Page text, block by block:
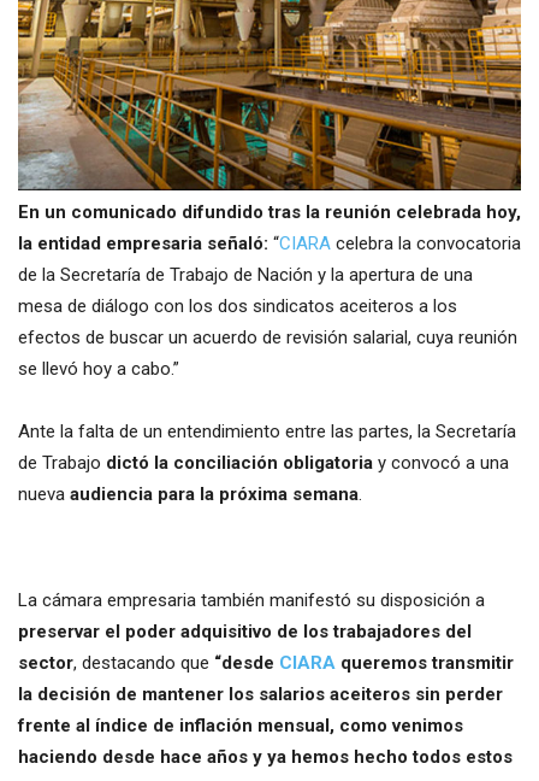
En un comunicado difundido tras la reunión celebrada hoy,
la entidad empresaria señaló: “CIARA celebra la convocatoria
de la Secretaría de Trabajo de Nación y la apertura de una
mesa de diálogo con los dos sindicatos aceiteros a los
efectos de buscar un acuerdo de revisión salarial, cuya reunión
se llevó hoy a cabo.”
Ante la falta de un entendimiento entre las partes, la Secretaría
de Trabajo dictó la conciliación obligatoria y convocó a una
nueva audiencia para la próxima semana.
La cámara empresaria también manifestó su disposición a
preservar el poder adquisitivo de los trabajadores del
sector, destacando que “desde CIARA queremos transmitir
la decisión de mantener los salarios aceiteros sin perder
frente al índice de inflación mensual, como venimos
haciendo desde hace años y ya hemos hecho todos estos